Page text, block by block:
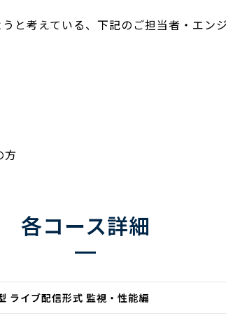
考えている、下記のご担当者・エン
方
各コース詳細
ライブ配信形式 監視・性能編